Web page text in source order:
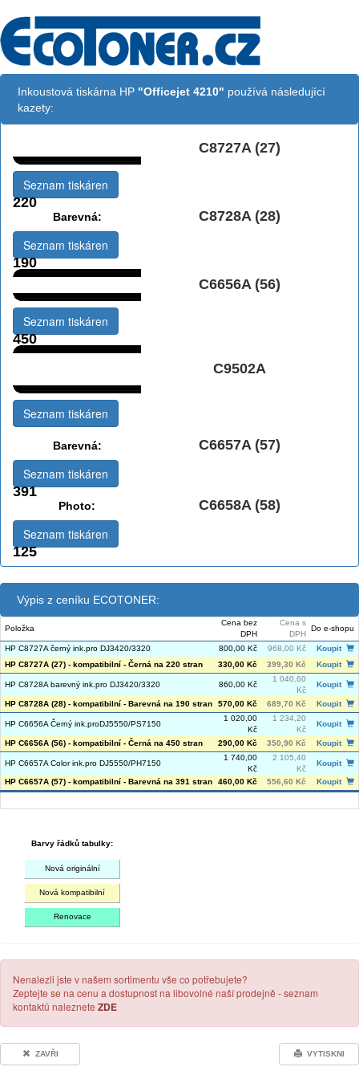
Inkoustová tiskárna HP "Officejet 4210" používá následující
kazety:
C8727A (27)
220
Seznam tiskáren
Barevná: C8728A (28)
190
Seznam tiskáren
C6656A (56)
450
Seznam tiskáren
C9502A
Seznam tiskáren
Barevná: C6657A (57)
391
Seznam tiskáren
Photo: C6658A (58)
125
Seznam tiskáren
Výpis z ceníku ECOTONER:
Položka
Cena bez
DPH
Cena s
DPH
Do e-shopu
HP C8727A černý ink.pro DJ3420/3320 800,00 Kč 968,00 Kč
Koupit
HP C8727A (27) - kompatibilní - Černá na 220 stran
330,00 Kč 399,30 Kč Koupit
HP C8728A barevný ink.pro DJ3420/3320 860,00 Kč
1 040,60
Kč
Koupit
HP C8728A (28) - kompatibilní - Barevná na 190 stran 570,00 Kč 689,70 Kč Koupit
HP C6656A Černý ink.proDJ5550/PS7150
1 020,00
Kč
1 234,20
Kč
Koupit
HP C6656A (56) - kompatibilní - Černá na 450 stran 290,00 Kč 350,90 Kč Koupit
HP C6657A Color ink.pro DJ5550/PH7150
1 740,00
Kč
2 105,40
Kč
Koupit
HP C6657A (57) - kompatibilní - Barevná na 391 stran 460,00 Kč 556,60 Kč Koupit
Barvy řádků tabulky:
Nová originální
Nová kompatibilní
Renovace
Nenalezli jste v našem sortimentu vše co potřebujete?
Zeptejte se na cenu a dostupnost na libovolné naší prodejně - seznam
kontaktů naleznete ZDE
ZAVŘI VYTISKNI